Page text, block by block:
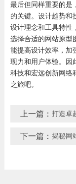
最后但同样重要的是
的关键。设计趋势和
设计理念和工具特性
选择合适的网站原型
能提高设计效率，加
现力和用户体验。因
科技和宏远创新网络
之旅吧。
上一篇： 打造卓
下一篇： 揭秘网